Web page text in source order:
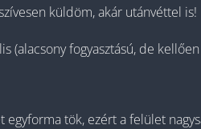
küldöm, akár utánvéttel is!
(alacsony fogyasztású, de
tök, ezért a felület